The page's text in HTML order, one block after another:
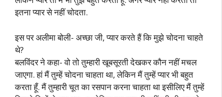
इतना प्यार से नहीं चोदता.
इस पर अलीमा बोली- अच्छा जी, प्यार करते हैं कि मुझे चोदना चाहते
थे?
बलविंदर ने कहा- वो तो तुम्हारी खूबसूरती देखकर कौन नहीं मचल
जाएगा. हां मैं तुम्हें चोदना चाहता था, लेकिन मैं तुम्हें प्यार भी बहुत
करता हूँ. मैं तुम्हारी चूत का रसपान करना चाहता था इसीलिए मैं तुम्हें